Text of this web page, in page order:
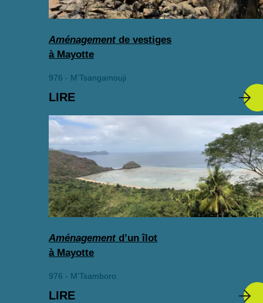
Aménagement de vestiges
à Mayotte
976 - M’Tsangamouji
LIRE
Aménagement d’un îlot
à Mayotte
976 - M’Tsamboro
LIRE